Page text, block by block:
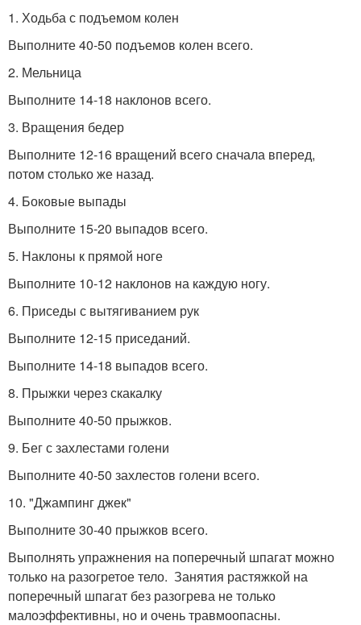
1. Ходьба с подъемом колен
Выполните 40-50 подъемов колен всего.
2. Мельница
Выполните 14-18 наклонов всего.
3. Вращения бедер
Выполните 12-16 вращений всего сначала вперед,
потом столько же назад.
4. Боковые выпады
Выполните 15-20 выпадов всего.
5. Наклоны к прямой ноге
Выполните 10-12 наклонов на каждую ногу.
6. Приседы с вытягиванием рук
Выполните 12-15 приседаний.
Выполните 14-18 выпадов всего.
8. Прыжки через скакалку
Выполните 40-50 прыжков.
9. Бег с захлестами голени
Выполните 40-50 захлестов голени всего.
10. "Джампинг джек"
Выполните 30-40 прыжков всего.
Выполнять упражнения на поперечный шпагат можно
только на разогретое тело. Занятия растяжкой на
поперечный шпагат без разогрева не только
малоэффективны, но и очень травмоопасны.